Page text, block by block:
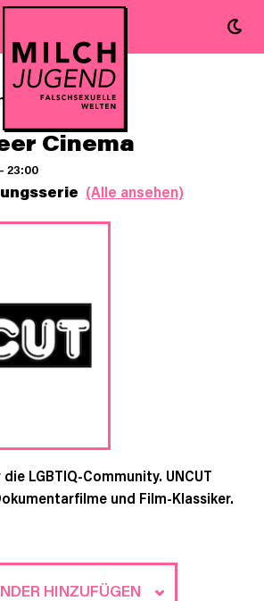
Cinema
– 23:00
(Alle ansehen)
LGBTIQ-Community. UNCUT
und Film-Klassiker.
HINZUFÜGEN